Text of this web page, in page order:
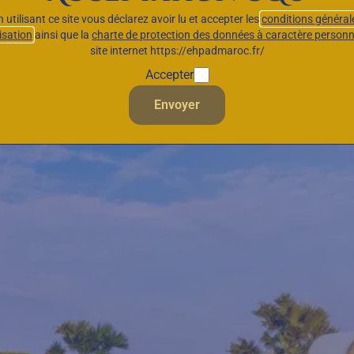
à la porte
détroit de Gibraltar
utilisant ce site vous déclarez avoir lu et accepter lesconditions
ainsi que la charte de protection des données à caractère
site internet https://ehpadmaroc.fr/
Accepter
Envoyer